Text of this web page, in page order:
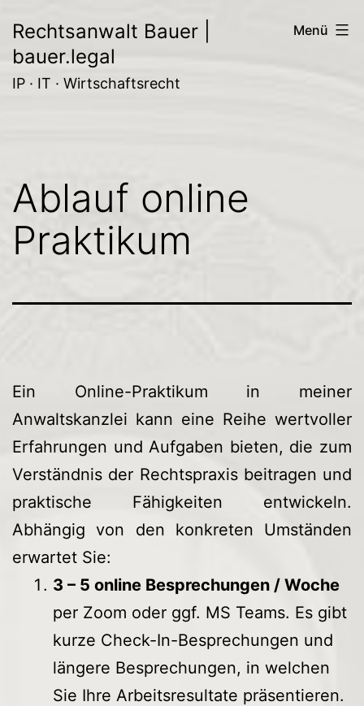
Inhalt
springen
Rechtsanwalt Bauer |
bauer.legal
IP · IT · Wirtschaftsrecht
Menü
Ablauf online
Praktikum
Ein Online-Praktikum in meiner
Anwaltskanzlei kann eine Reihe wertvoller
Erfahrungen und Aufgaben bieten, die zum
Verständnis der Rechtspraxis beitragen und
praktische Fähigkeiten entwickeln.
Abhängig von den konkreten Umständen
erwartet Sie:
3 – 5 online Besprechungen / Woche
per Zoom oder ggf. MS Teams. Es gibt
kurze Check-In-Besprechungen und
längere Besprechungen, in welchen
Sie Ihre Arbeitsresultate präsentieren.